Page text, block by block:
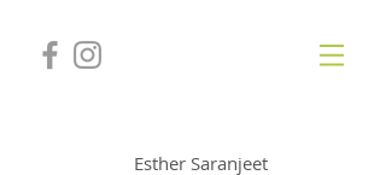
Esther Saranjeet